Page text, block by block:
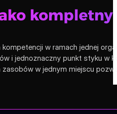
w ramach jednej
i jednoznaczny punkt styku w
w jednym miejscu